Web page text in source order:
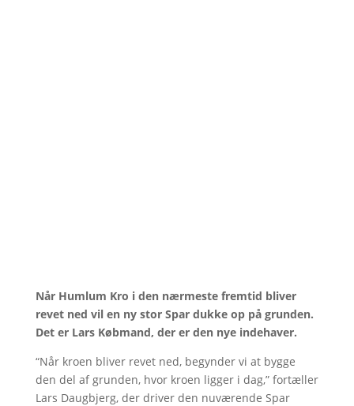
Når Humlum Kro i den nærmeste fremtid bliver
revet ned vil en ny stor Spar dukke op på grunden.
Det er Lars Købmand, der er den nye indehaver.
“Når kroen bliver revet ned, begynder vi at bygge
den del af grunden, hvor kroen ligger i dag,” fortæller
Lars Daugbjerg, der driver den nuværende Spar